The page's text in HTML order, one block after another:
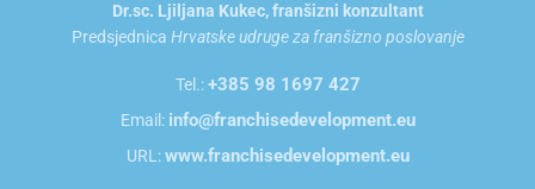
Dr.sc. Ljiljana Kukec, franšizni konzultant
Predsjednica Hrvatske udruge za franšizno poslovanje
Tel.:+385 98 1697 427
Email: info@franchisedevelopment.eu
URL:www.franchisedevelopment.eu